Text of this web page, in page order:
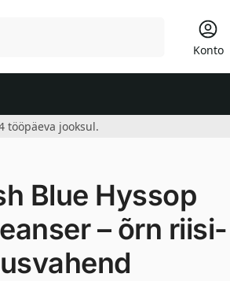
Konto
tööpäeva jooksul.
Blue Hyssop
– õrn riisi-